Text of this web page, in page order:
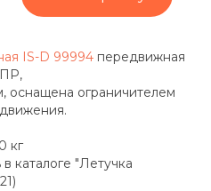
IS-D 99994 передвижная
оснащена ограничителем
кг
каталоге "Летучка